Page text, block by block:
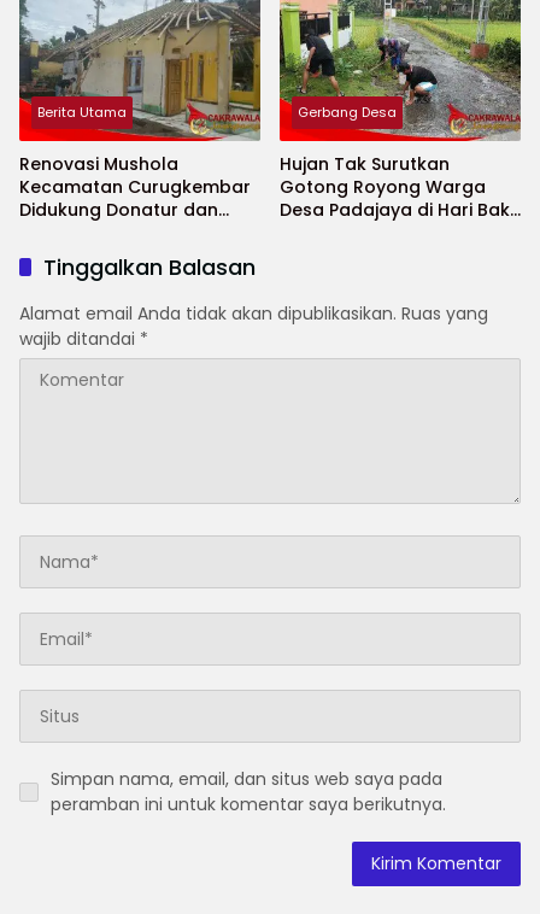
Berita Utama
Renovasi Mushola
Kecamatan Curugkembar
Didukung Donatur dan
Gerbang Desa
Hujan Tak Surutkan
Gotong Royong Warga
Desa Padajaya di Hari Bakti
Tinggalkan Balasan
Alamat email Anda tidak akan dipublikasikan. Ruas yang
wajib ditandai *
Simpan nama, email, dan situs web saya pada
peramban ini untuk komentar saya berikutnya.